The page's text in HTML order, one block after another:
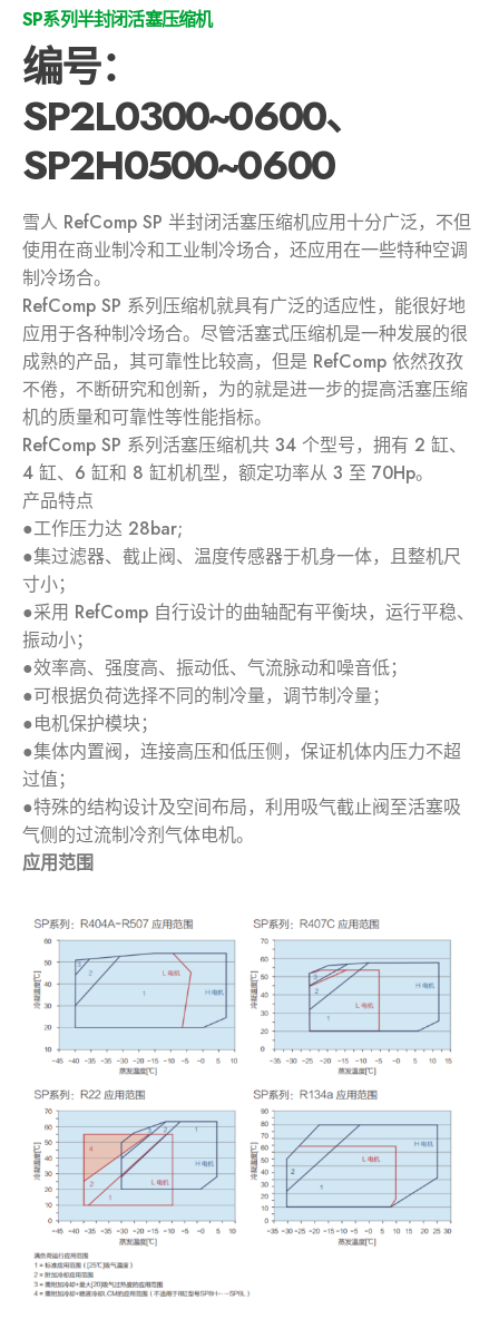
SP系列半封闭活塞压缩机
编号：
SP2L0300~0600、
SP2H0500~0600
雪人 RefComp SP 半封闭活塞压缩机应用十分广泛，不但
使用在商业制冷和工业制冷场合，还应用在一些特种空调
制冷场合。
RefComp SP 系列压缩机就具有广泛的适应性，能很好地
应用于各种制冷场合。尽管活塞式压缩机是一种发展的很
成熟的产品，其可靠性比较高，但是 RefComp 依然孜孜
不倦，不断研究和创新，为的就是进一步的提高活塞压缩
机的质量和可靠性等性能指标。
RefComp SP 系列活塞压缩机共 34 个型号，拥有 2 缸、
4 缸、6 缸和 8 缸机机型，额定功率从 3 至 70Hp。
产品特点
●工作压力达 28bar;
●集过滤器、截止阀、温度传感器于机身一体，且整机尺
寸小；
●采用 RefComp 自行设计的曲轴配有平衡块，运行平稳、
振动小；
●效率高、强度高、振动低、气流脉动和噪音低；
●可根据负荷选择不同的制冷量，调节制冷量；
●电机保护模块；
●集体内置阀，连接高压和低压侧，保证机体内压力不超
过值；
●特殊的结构设计及空间布局，利用吸气截止阀至活塞吸
气侧的过流制冷剂气体电机。
应用范围